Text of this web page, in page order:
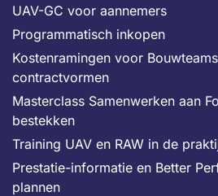
UAV-GC voor aannemers
Programmatisch inkopen
Kostenramingen voor
contractvormen
Masterclass Samenwerken aan
bestekken
Training UAV en RAW in de
Prestatie-informatie en Better
plannen